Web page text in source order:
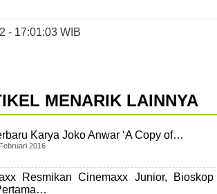
- 17:01:03 WIB
MENARIK LAINNYA
Karya Joko Anwar ‘A Copy of…
2016
Resmikan Cinemaxx Junior,